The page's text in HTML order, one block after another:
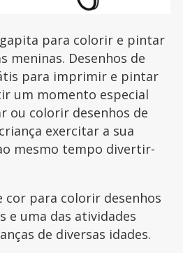
para colorir e pintar
meninas. Desenhos de
para imprimir e pintar
um momento especial
ou colorir desenhos de
exercitar a sua
mesmo tempo divertir-
cor para colorir desenhos
e uma das atividades
de diversas idades.